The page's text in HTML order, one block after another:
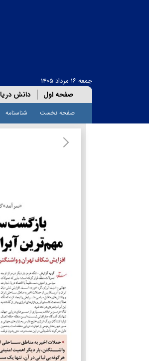
جمعه ۱۶ مرداد ۱۴۰۵
صفحه اول دانش دریا
صفحه نخست شناسنامه